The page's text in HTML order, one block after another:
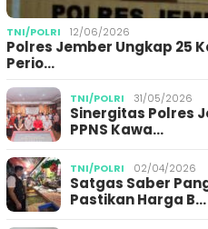
TNI/POLRI 12/06/2026
Polres Jember Ungkap 25
Perio…
TNI/POLRI 31/05/2026
Sinergitas Polres
PPNS Kawa…
TNI/POLRI 02/04/2026
Satgas Saber
Pastikan Harga B…